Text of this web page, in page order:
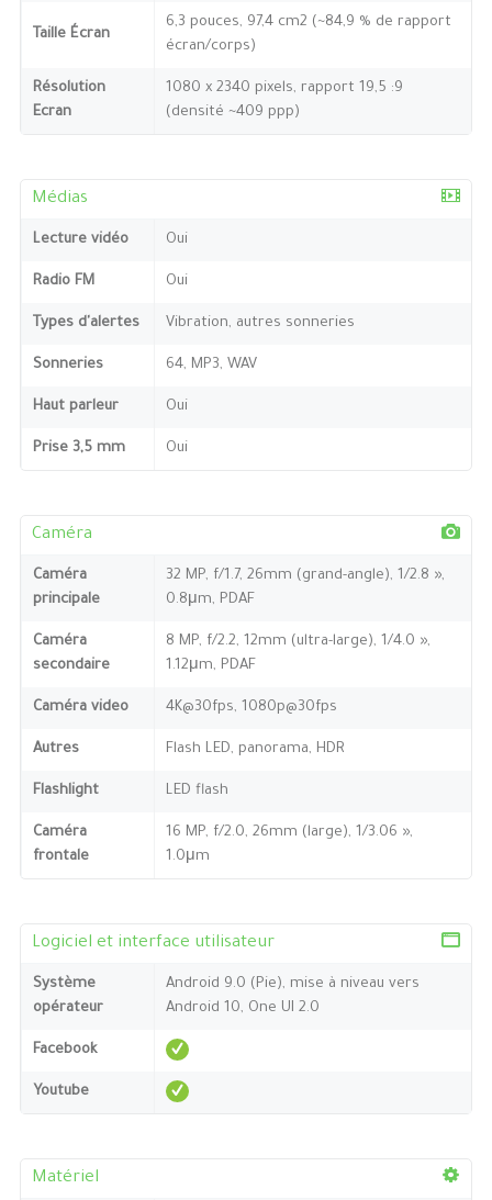
Taille Écran
6,3 pouces, 97,4 cm2 (~84,9 % de rapport
écran/corps)
Résolution
Ecran
1080 x 2340 pixels, rapport 19,5 :9
(densité ~409 ppp)
Médias
Lecture vidéo Oui
Radio FM Oui
Types d'alertes Vibration, autres sonneries
Sonneries 64, MP3, WAV
Haut parleur Oui
Prise 3,5 mm Oui
Caméra
Caméra
principale
32 MP, f/1.7, 26mm (grand-angle), 1/2.8 »,
0.8μm, PDAF
Caméra
secondaire
8 MP, f/2.2, 12mm (ultra-large), 1/4.0 »,
1.12μm, PDAF
Caméra video 4K@30fps, 1080p@30fps
Autres Flash LED, panorama, HDR
Flashlight LED flash
Caméra
frontale
16 MP, f/2.0, 26mm (large), 1/3.06 »,
1.0μm
Logiciel et interface utilisateur
Système
opérateur
Android 9.0 (Pie), mise à niveau vers
Android 10, One UI 2.0
Facebook
Youtube
Matériel